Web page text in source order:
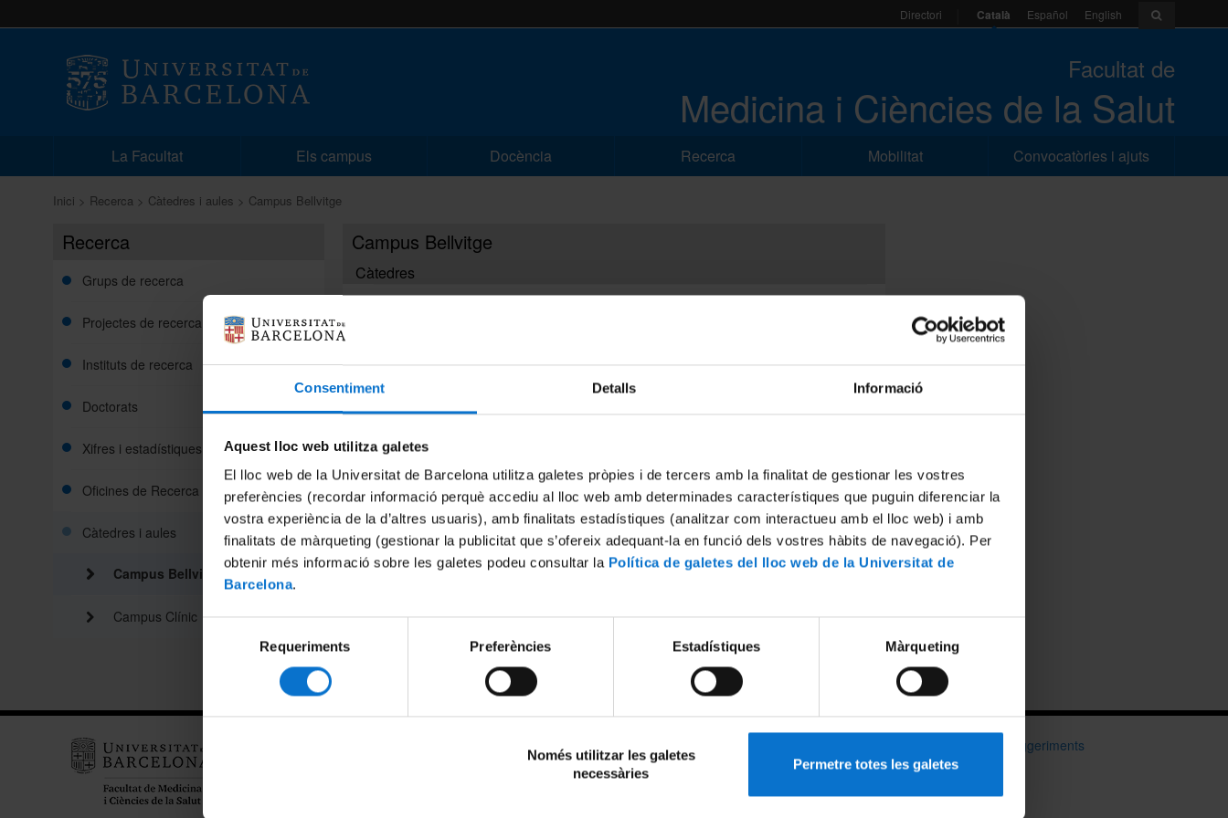
Consentiment Detalls Informació
Aquest lloc web utilitza galetes
El lloc web de la Universitat de Barcelona utilitza galetes pròpies i de tercers amb la finalitat de gestionar les vostres
preferències (recordar informació perquè accediu al lloc web amb determinades característiques que puguin diferenciar la
vostra experiència de la d’altres usuaris), amb finalitats estadístiques (analitzar com interactueu amb el lloc web) i amb
finalitats de màrqueting (gestionar la publicitat que s’ofereix adequant-la en funció dels vostres hàbits de navegació). Per
obtenir més informació sobre les galetes podeu consultar la Política de galetes del lloc web de la Universitat de
Barcelona.
consentiment
Requeriments Preferències Estadístiques Màrqueting
Només utilitzar les galetes
necessàries
Permetre totes les galetes
Directori Català Español English
Facultat de
Medicina i Ciències de la Salut
La Facultat Els campus Docència Recerca Mobilitat Convocatòries i ajuts
Inici Recerca Càtedres i aules Campus Bellvitge
Recerca
Grups de recerca
Projectes de recerca
Instituts de recerca
Doctorats
Xifres i estadístiques
Oficines de Recerca
Càtedres i aules
Campus Bellvitge
Campus Clínic
Campus Bellvitge
Càtedres
Càtedra UB Avinent d’Investigació en Odontologia Digital
Càtedra UB Hospital de Bellvitge Abex de Cirurgia Robòtica
Càtedra UB DENTAID de Regeneració de Teixits Tous
Aules
Aula UB Inibsa Dental de Regeneració Òssia
Facultat de Medicina i Ciències de la
Contacte Consultes i suggeriments